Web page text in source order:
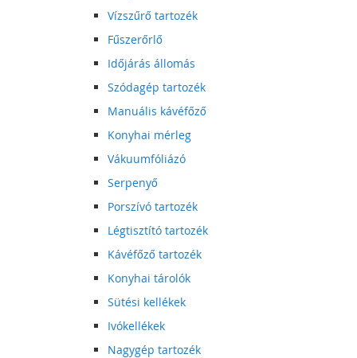
Vízszűrő tartozék
Fűszerőrlő
Időjárás állomás
Szódagép tartozék
Manuális kávéfőző
Konyhai mérleg
Vákuumfóliázó
Serpenyő
Porszívó tartozék
Légtisztító tartozék
Kávéfőző tartozék
Konyhai tárolók
Sütési kellékek
Ivókellékek
Nagygép tartozék